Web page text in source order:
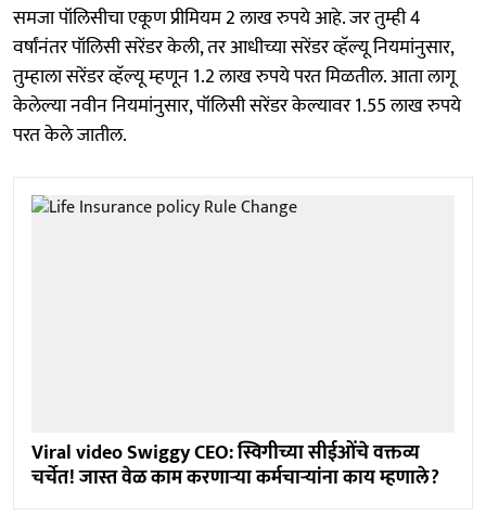
समजा पॉलिसीचा एकूण प्रीमियम 2 लाख रुपये आहे. जर तुम्ही 4
वर्षांनंतर पॉलिसी सरेंडर केली, तर आधीच्या सरेंडर व्हॅल्यू नियमांनुसार,
तुम्हाला सरेंडर व्हॅल्यू म्हणून 1.2 लाख रुपये परत मिळतील. आता लागू
केलेल्या नवीन नियमांनुसार, पॉलिसी सरेंडर केल्यावर 1.55 लाख रुपये
परत केले जातील.
Viral video Swiggy CEO: स्विगीच्या सीईओंचे वक्तव्य
चर्चेत! जास्त वेळ काम करणाऱ्या कर्मचाऱ्यांना काय म्हणाले?